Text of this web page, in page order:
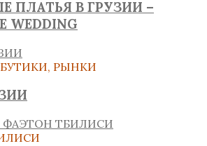
ПЛАТЬЯ В ГРУЗИИ –
WEDDING
РЫНКИ